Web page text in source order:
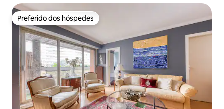
Preferido dos hóspedes
Preferido dos hóspedes